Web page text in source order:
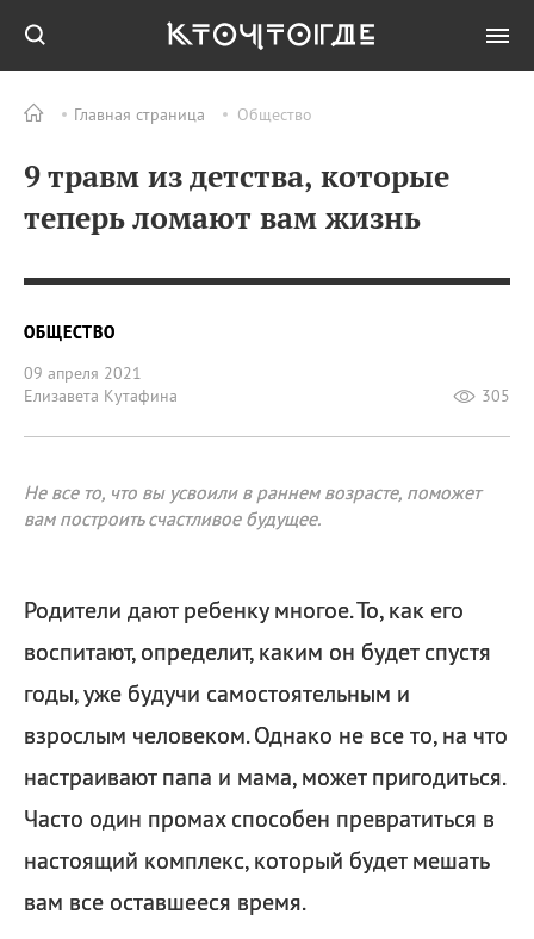
Главная страница Общество
9 травм из детства, которые
теперь ломают вам жизнь
ОБЩЕСТВО
09 апреля 2021
Елизавета Кутафина
305
Не все то, что вы усвоили в раннем возрасте, поможет
вам построить счастливое будущее.
Родители дают ребенку многое. То, как его
воспитают, определит, каким он будет спустя
годы, уже будучи самостоятельным и
взрослым человеком. Однако не все то, на что
настраивают папа и мама, может пригодиться.
Часто один промах способен превратиться в
настоящий комплекс, который будет мешать
вам все оставшееся время.